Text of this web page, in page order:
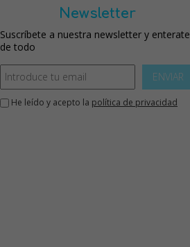
Newsletter
Suscríbete a nuestra newsletter y enterate
de todo
ENVIAR
He leído y acepto la política de privacidad